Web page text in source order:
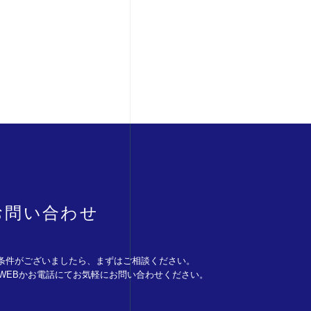
い合わせ
がございましたら、まずはご相談ください。
かお電話にてお気軽にお問い合わせください。